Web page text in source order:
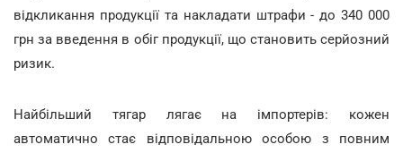
відкликання продукції та накладати штрафи - до 340 000
грн за введення в обіг продукції, що становить серйозний
ризик.
Найбільший тягар лягає на імпортерів: кожен
автоматично стає відповідальною особою з повним